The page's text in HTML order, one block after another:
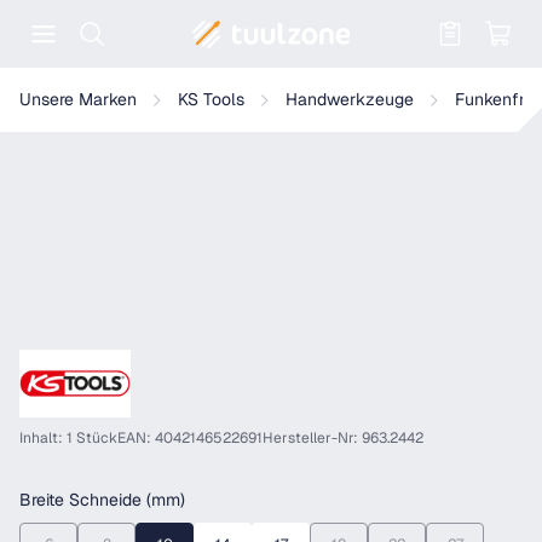
Unsere Marken KS Tools Handwerkzeuge
KS Tools BRONZEplus Maurermeißel
Inhalt: 1 StückEAN: 4042146522691Hersteller-Nr: 963.2442
Breite Schneide (mm)auswählen